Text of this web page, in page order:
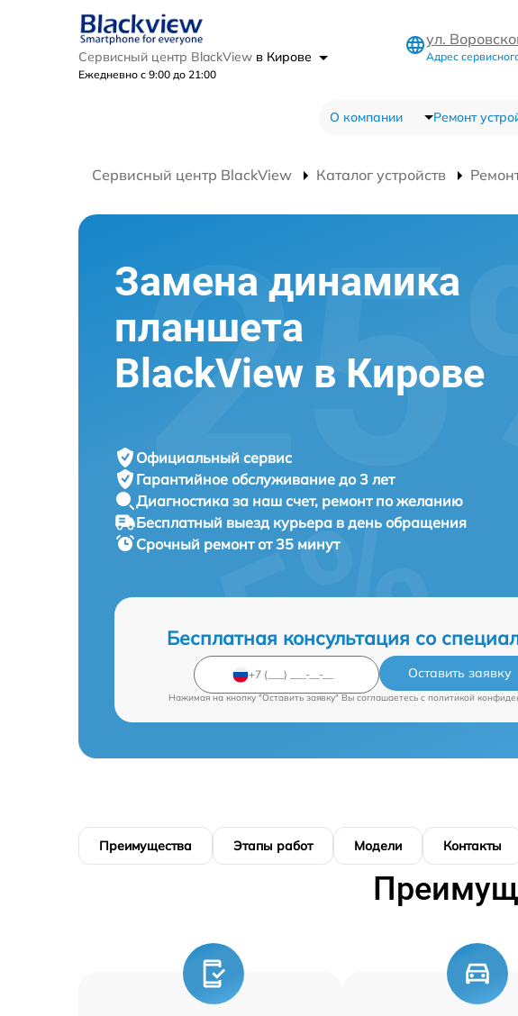
Сервисный центр BlackView в Кирове
Ежедневно с 9:00 до 21:00
ул.
Адрес
О компании Ремонт
Сервисный центр BlackView Каталог устройств
Замена динамика
планшета
BlackView в Кирове
Официальный сервис
Гарантийное обслуживание до 3 лет
Диагностика за наш счет, ремонт по желанию
Бесплатный выезд курьера в день обращения
Срочный ремонтот 35 минут
Бесплатная консультация со
Оставить заявку
Нажимая на кнопку "Оставить заявку" Вы соглашаетесь c политикой
Преимущества Этапы работ Модели Контакты